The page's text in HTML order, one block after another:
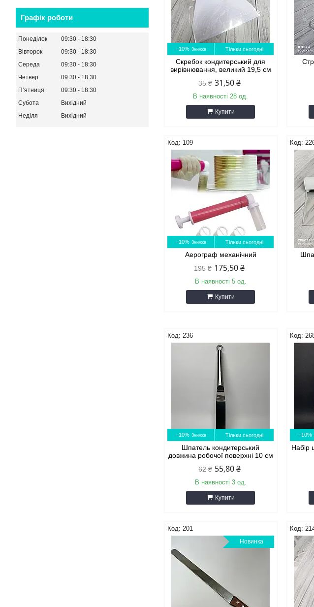
–10% Тільки сьогодні
Скребок кондитерський для
вирівнювання, великий 19,5 см
35 ₴ 31,50 ₴
В наявності 28 од.
Купити
109
–10% Тільки сьогодні
Аерограф механічний
195 ₴ 175,50 ₴
В наявності 5 од.
Купити
236
–10% Тільки сьогодні
Шпатель кондитерський
довжина робочої поверхні 10 см
62 ₴ 55,80 ₴
В наявності 3 од.
Купити
–10%
Набір
201
Новинка
Графік роботи
Понеділок 09:30
18:30
Вівторок
09:30
18:30
Середа
09:30
18:30
Четвер
09:30
18:30
Пʼятниця
09:30
18:30
Субота
Вихідний
Неділя
Вихідний